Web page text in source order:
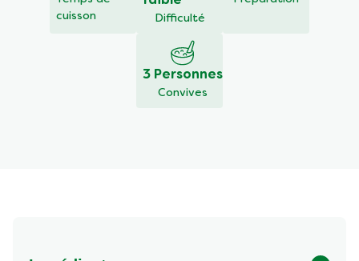
cuisson
Difficulté
3 Personnes
Convives